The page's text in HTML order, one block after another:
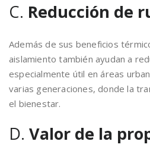
C. Reducción de
Además de sus beneficios
aislamiento también ayudan a
especialmente útil en áreas
varias generaciones, donde la
el bienestar.
D. Valor de la